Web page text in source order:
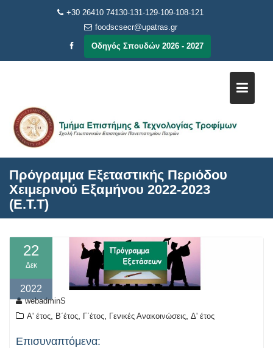
+30 26410 74130-131-129-109-108-121
foodscsecr@upatras.gr
Οδηγός Σπουδών 2026 - 2027
Πρόγραμμα Εξεταστικής Περιόδου
Χειμερινού Εξαμήνου 2022-2023
(Ε.Τ.Τ)
22
Δεκ
2022
webadminS
Α' έτος
Β΄έτος Γ΄έτος Γενικές Ανακοινώσεις Δ' έτος
Επισυναπτόμενα: